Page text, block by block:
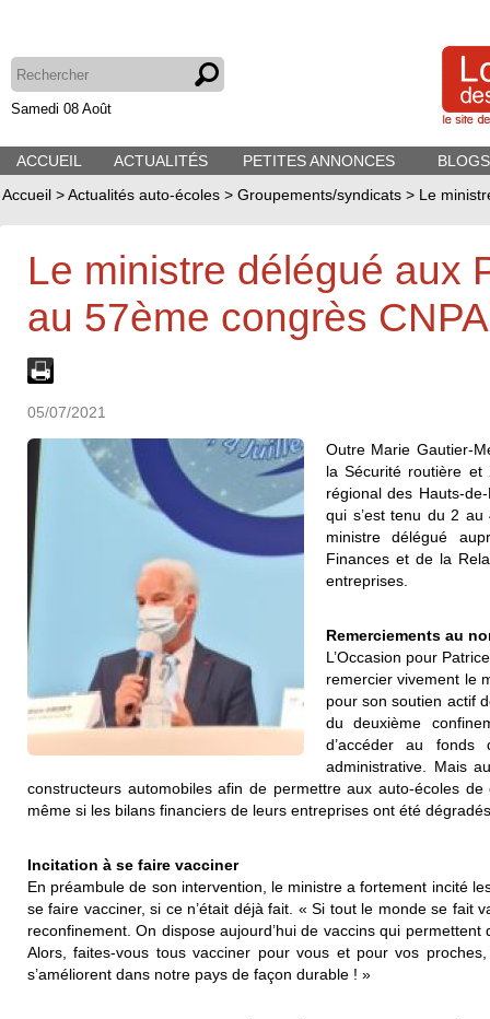
Samedi 08 Août
ACCUEIL ACTUALITÉS PETITES ANNONCES
Accueil >Actualités auto-écoles > Groupements/syndicats > Le
Le ministre délégué aux
au 57ème congrès
05/07/2021
Outre Marie Gautier-
la Sécurité routière et
régional des Hauts-
qui s’est tenu du 2
ministre délégué
Finances et de la
entreprises.
Remerciements au
L’Occasion pour
remercier vivement le
pour son soutien actif
du deuxième
d’accéder au
administrative. Mais
constructeurs automobiles afin de permettre aux auto-écoles
même si les bilans financiers de leurs entreprises ont été
Incitation à se faire vacciner
En préambule de son intervention, le ministre a fortement incité
se faire vacciner, si ce n’était déjà fait. « Si tout le monde se fait
reconfinement. On dispose aujourd’hui de vaccins qui
Alors, faites-vous tous vacciner pour vous et pour vos
s’améliorent dans notre pays de façon durable ! »